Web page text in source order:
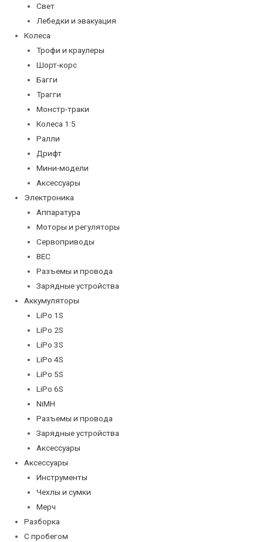
Свет
Лебедки и эвакуация
Колеса
Трофи и краулеры
Шорт-корс
Багги
Трагги
Монстр-траки
Колеса 1:5
Ралли
Дрифт
Мини-модели
Аксессуары
Электроника
Аппаратура
Моторы и регуляторы
Сервоприводы
BEC
Разъемы и провода
Зарядные устройства
Аккумуляторы
LiPo 1S
LiPo 2S
LiPo 3S
LiPo 4S
LiPo 5S
LiPo 6S
NiMH
Разъемы и провода
Зарядные устройства
Аксессуары
Аксессуары
Инструменты
Чехлы и сумки
Мерч
Разборка
С пробегом